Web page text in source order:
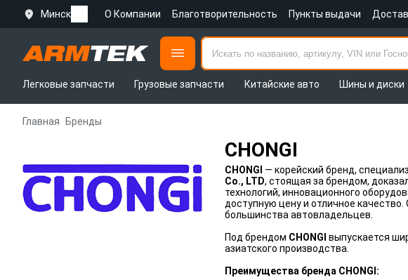
Минск О Компании Благотворительность Пункты выдачи
Легковые запчасти
Грузовые запчасти Китайские авто Шины и диски
Главная Бренды
CHONGI
CHONGI — корейский бренд,
Co., LTD, стоящая за брендом,
технологий, инновационного
доступную цену и отличное
большинства автовладельцев.
Под брендом CHONGI выпускается
азиатского производства.
Преимущества бренда CHONGI: